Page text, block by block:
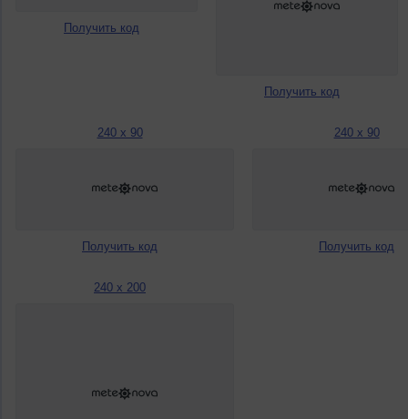
Получить код
Получить код
240 x 90
Получить код
240 x 90
Получить код
240 x 200